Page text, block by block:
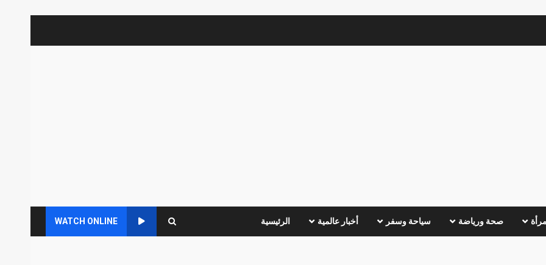
صحة ورياضة سياحة وسفر أخبار عالمية الرئيسية WATCH ONLINE